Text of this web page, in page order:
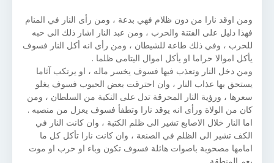
ومن اوقد نارا من دون ظلام فهي بدعة ، ومن رأى النار في المنام
فهذا دليل على الفتنة والحرب ، ومن عبد النار اشار ذلك الى حبه
للحرب ، وفي ذلك طاعة للشيطان ، ومن رأى انه أكل النار فسوف
يأكل اموالا حراما او يأكل اموال اليتامى ظلما .
ومن دخل النار وتعذب فيها فسوف يخسر ماله ، او يرتكب آثاما
يستحق بها عذاب النار ، وان احترقت بعض الحبوب فسوف يغلو
سعرها ، ورؤية النار المحرقة تدل على النكبة من السلطان ، ومن
كان من الولاة ورأى انه يوقد نارا وتطفأ فسوف يعزل من منصبه .
اما النار خلال الاصابع تشير الى ظلم الكتبة ، وان كانت النار في
الكف تشير الى الظلم في الصنعة ، وان كانت نارا تأكل كل ما
امامها مصحوبة باصوات هائلة فسوف تكون وباء او حرب او موت